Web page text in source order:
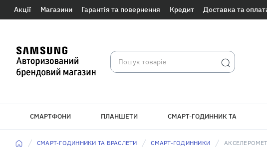
Акції Магазини Гарантія та повернення Кредит Доставка та
СМАРТФОНИ ПЛАНШЕТИ СМАРТ-ГОДИННИК ТА
БРАСЛЕТИ
СМАРТ-ГОДИННИКИ ТА БРАСЛЕТИ СМАРТ-ГОДИННИКИ